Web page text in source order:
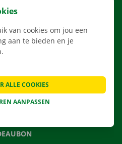
ONS
VRAGEN
van cookies om jou een
aan te bieden en je
AANPASSEN
ALLE COOKIES